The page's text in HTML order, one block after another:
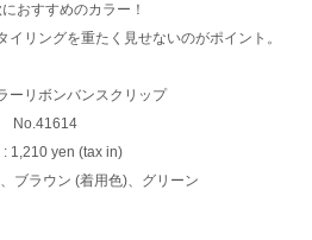
おすすめのカラー！
リングを重たく見せないのがポイント。
ーリボンバンスクリップ
No.41614
: 1,210 yen (tax in)
ブラウン (着用色)、グリーン